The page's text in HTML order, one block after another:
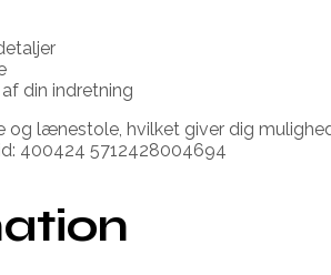
din indretning
og lænestole, hvilket giver dig
400424 5712428004694